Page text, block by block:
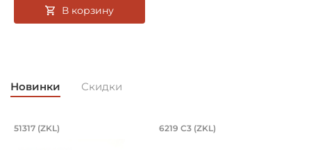
В корзину
Новинки Скидки
Подшипник 85х150х49 мм,
51317 (ZKL) Подшипник
6219 C3 (ZKL)